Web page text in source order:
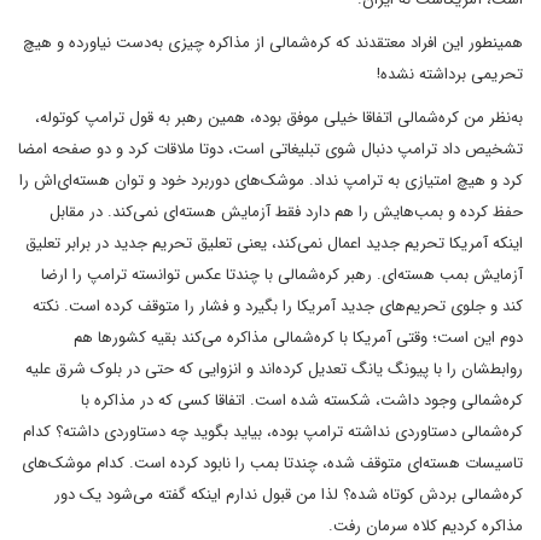
همینطور این افراد معتقدند که کره‌شمالی از مذاکره چیزی به‌دست نیاورده و هیچ
تحریمی برداشته نشده!
به‌نظر من کره‌شمالی اتفاقا خیلی موفق بوده، همین رهبر به قول ترامپ کوتوله،
تشخیص داد ترامپ دنبال شوی تبلیغاتی است، دوتا ملاقات کرد و دو صفحه امضا
کرد و هیچ امتیازی به ترامپ نداد. موشک‌های دوربرد خود و توان هسته‌ای‌اش را
حفظ کرده و بمب‌هایش را هم دارد فقط آزمایش هسته‌ای نمی‌کند. در مقابل
اینکه آمریکا تحریم جدید اعمال نمی‌کند، یعنی تعلیق تحریم جدید در برابر تعلیق
آزمایش بمب هسته‌ای. رهبر کره‌شمالی با چندتا عکس توانسته ترامپ را ارضا
کند و جلوی تحریم‌های جدید آمریکا را بگیرد و فشار را متوقف کرده است. نکته
دوم این است؛ وقتی آمریکا با کره‌شمالی مذاکره می‌کند بقیه کشورها هم
روابطشان را با پیونگ یانگ تعدیل کرده‌اند و انزوایی که حتی در بلوک شرق علیه
کره‌شمالی وجود داشت، شکسته شده است. اتفاقا کسی که در مذاکره با
کره‌شمالی دستاوردی نداشته ترامپ بوده، بیاید بگوید چه دستاوردی داشته؟ کدام
تاسیسات هسته‌ای متوقف شده، چندتا بمب را نابود کرده است. کدام موشک‌های
کره‌شمالی بردش کوتاه شده؟ لذا من قبول ندارم اینکه گفته می‌شود یک دور
مذاکره کردیم کلاه سرمان رفت.